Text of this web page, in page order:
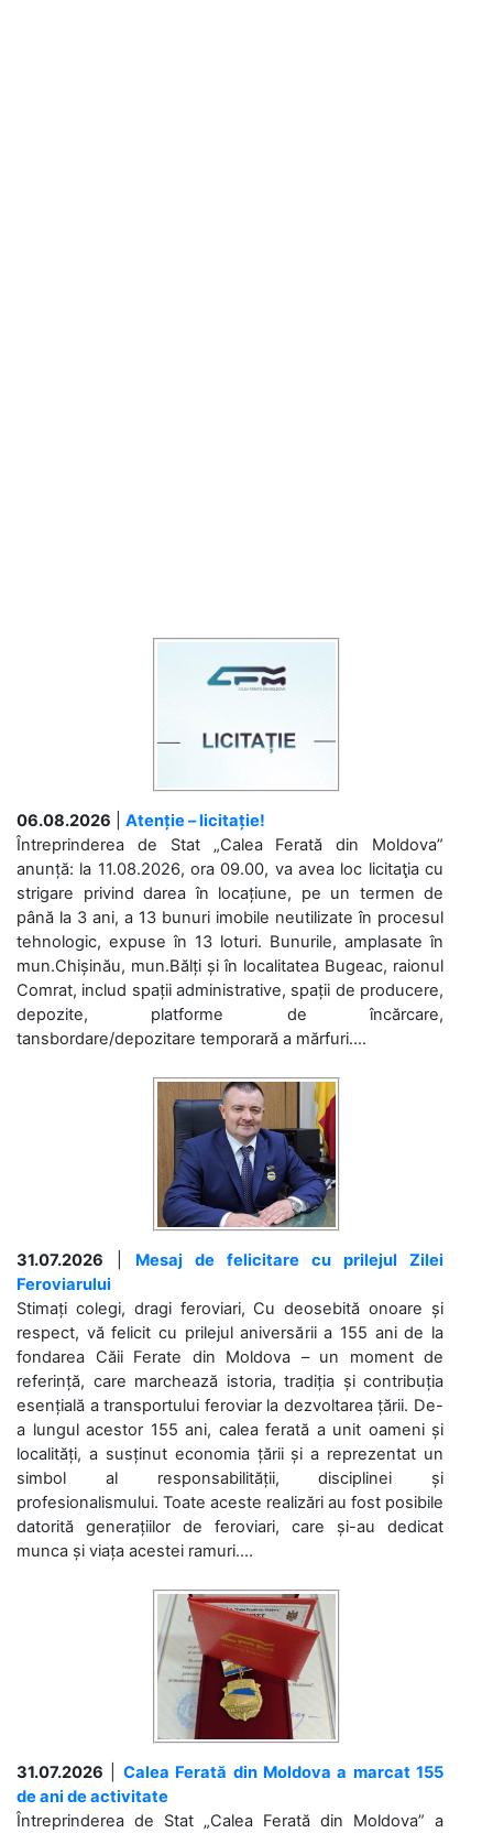
06.08.2026
Atenție – licitație!
Întreprinderea de Stat „Calea Ferată din Moldova”
anunță: la 11.08.2026, ora 09.00, va avea loc licitaţia cu
strigare privind darea în locațiune, pe un termen de
până la 3 ani, a 13 bunuri imobile neutilizate în procesul
tehnologic, expuse în 13 loturi. Bunurile, amplasate în
mun.Chișinău, mun.Bălți și în localitatea Bugeac, raionul
Comrat, includ spații administrative, spații de producere,
depozite, platforme de încărcare,
tansbordare/depozitare temporară a mărfuri....
31.07.2026
Mesaj de felicitare cu prilejul Zilei
Feroviarului
Stimați colegi, dragi feroviari, Cu deosebită onoare și
respect, vă felicit cu prilejul aniversării a 155 ani de la
fondarea Căii Ferate din Moldova – un moment de
referință, care marchează istoria, tradiția și contribuția
esențială a transportului feroviar la dezvoltarea țării. De-
a lungul acestor 155 ani, calea ferată a unit oameni și
localități, a susținut economia țării și a reprezentat un
simbol al responsabilității, disciplinei și
profesionalismului. Toate aceste realizări au fost posibile
datorită generațiilor de feroviari, care și-au dedicat
munca și viața acestei ramuri....
31.07.2026
Calea Ferată din Moldova a marcat 155
de ani de activitate
Întreprinderea de Stat „Calea Ferată din Moldova” a